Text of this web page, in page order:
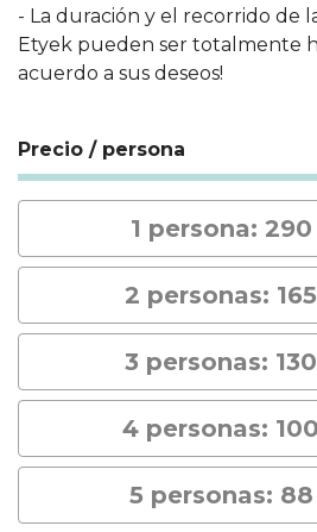
- La duración y el recorrido de
Etyek pueden ser totalmente
acuerdo a sus deseos!
Precio / persona
1 persona:
2 personas:
3 personas:
4 personas:
5 personas: